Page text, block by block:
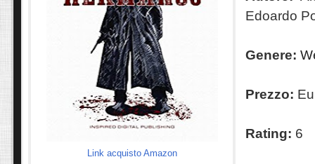
Link acquisto Amazon
Edoardo
Genere:
Prezzo:
Rating: 6